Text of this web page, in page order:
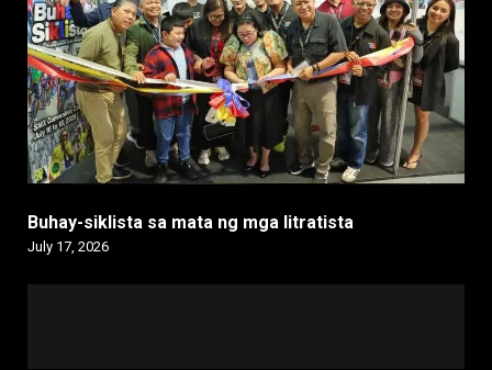
Buhay-siklista sa mata ng mga litratista
July 17, 2026